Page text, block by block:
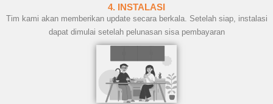
4. INSTALASI
Tim kami akan memberikan update secara berkala. Setelah siap, instalasi
dapat dimulai setelah pelunasan sisa pembayaran